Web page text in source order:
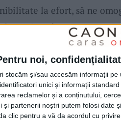
noi,
stocăm și/sau accesăm informații
unici și informații
reclamelor și a conținutului,
și partenerii noștri putem folosi date
clic pentru a vă da acordul cu
la efort, să ne
bine în prima
gol imediat după pauză
fost echilibrați, le-am
scurtă și îngustă, să
nu s-au speriat, îmi
era normal să ne fie